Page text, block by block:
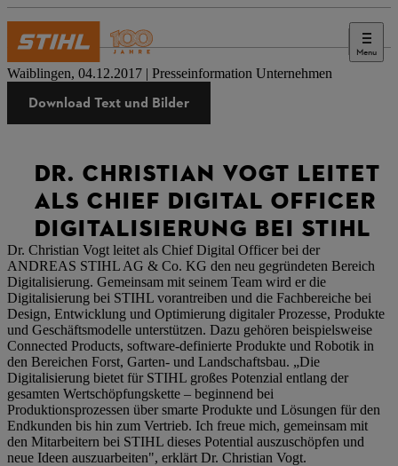
Menu
Presse
Waiblingen, 04.12.2017 | Presseinformation Unternehmen
Download Text und Bilder
DR. CHRISTIAN VOGT LEITET
ALS CHIEF DIGITAL OFFICER
DIGITALISIERUNG BEI STIHL
Dr. Christian Vogt leitet als Chief Digital Officer bei der
ANDREAS STIHL AG & Co. KG den neu gegründeten Bereich
Digitalisierung. Gemeinsam mit seinem Team wird er die
Digitalisierung bei STIHL vorantreiben und die Fachbereiche bei
Design, Entwicklung und Optimierung digitaler Prozesse, Produkte
und Geschäftsmodelle unterstützen. Dazu gehören beispielsweise
Connected Products, software-definierte Produkte und Robotik in
den Bereichen Forst, Garten- und Landschaftsbau. „Die
Digitalisierung bietet für STIHL großes Potenzial entlang der
gesamten Wertschöpfungskette – beginnend bei
Produktionsprozessen über smarte Produkte und Lösungen für den
Endkunden bis hin zum Vertrieb. Ich freue mich, gemeinsam mit
den Mitarbeitern bei STIHL dieses Potential auszuschöpfen und
neue Ideen auszuarbeiten", erklärt Dr. Christian Vogt.